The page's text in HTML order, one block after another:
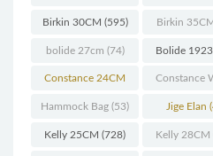
Birkin 30CM (595) Birkin
bolide 27cm (74) Bolide
(93)
Constance 24CM
(216)
Constance
(60)
Hammock Bag (53) Jige Elan
Kelly 25CM (728) Kelly 28CM